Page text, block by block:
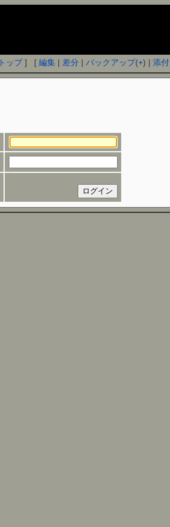
トップ] [編集 | 差分 |バックアップ(+) |添付